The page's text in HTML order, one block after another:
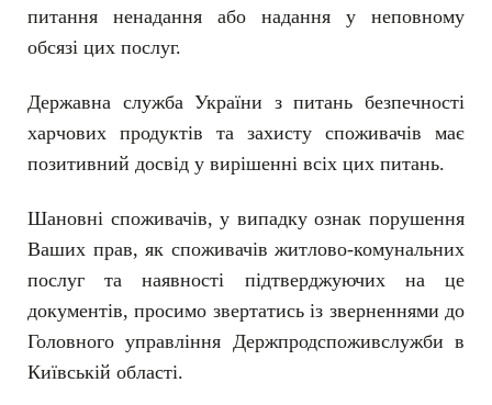
питання ненадання або надання у неповному
обсязі цих послуг.
Державна служба України з питань безпечності
харчових продуктів та захисту споживачів має
позитивний досвід у вирішенні всіх цих питань.
Шановні споживачів, у випадку ознак порушення
Ваших прав, як споживачів житлово-комунальних
послуг та наявності підтверджуючих на це
документів, просимо звертатись із зверненнями до
Головного управління Держпродспоживслужби в
Київській області.